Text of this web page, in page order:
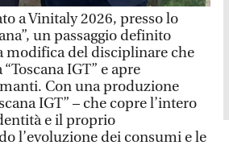
a Vinitaly 2026, presso lo
un passaggio definito
modifica del disciplinare che
IGT” e apre
Con una produzione
IGT” – che copre l’intero
e il proprio
l’evoluzione dei consumi e le